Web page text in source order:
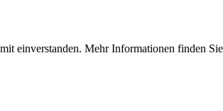
einverstanden. Mehr Informationen finden